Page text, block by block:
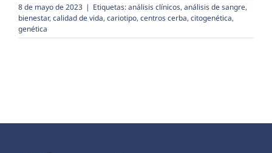
8 de mayo de 2023 | Etiquetas:análisis clínicos, análisis de sangre,
bienestar, calidad de vida, cariotipo, centros cerba, citogenética,
genética